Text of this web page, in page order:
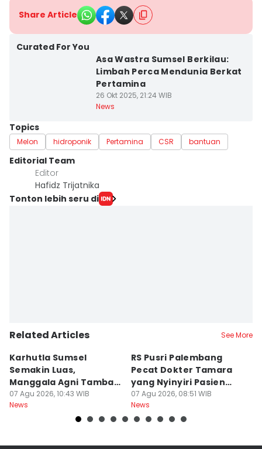
Share Article
Curated For You
Asa Wastra Sumsel Berkilau:
Limbah Perca Mendunia Berkat
Pertamina
26 Okt 2025, 21:24 WIB
News
Topics
Melon hidroponik Pertamina CSR bantuan
Editorial Team
Editor
Hafidz Trijatnika
Tonton lebih seru di
Related Articles See More
Karhutla Sumsel
Semakin Luas,
Manggala Agni Tambah
Regu Pemadam
07 Agu 2026, 10:43 WIB
News
RS Pusri Palembang
Pecat Dokter Tamara
yang Nyinyiri Pasien
Yurizal
07 Agu 2026, 08:51 WIB
News